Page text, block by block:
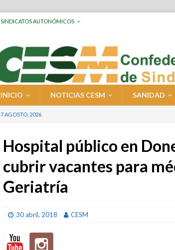
SINDICATOS AUTONÓMICOS
INICIO NOTICIAS CESM SANIDAD
7 AGOSTO, 2026
Hospital público en
cubrir vacantes para
Geriatría
30 abril, 2018 CESM